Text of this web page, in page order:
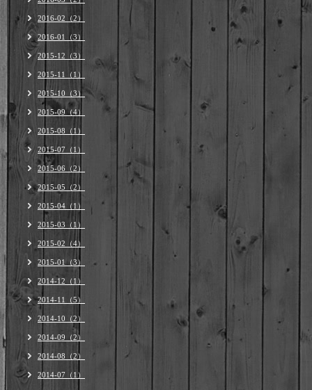
2016-02（2）
2016-01（3）
2015-12（3）
2015-11（1）
2015-10（3）
2015-09（4）
2015-08（1）
2015-07（1）
2015-06（2）
2015-05（2）
2015-04（1）
2015-03（1）
2015-02（4）
2015-01（3）
2014-12（1）
2014-11（5）
2014-10（2）
2014-09（2）
2014-08（2）
2014-07（1）